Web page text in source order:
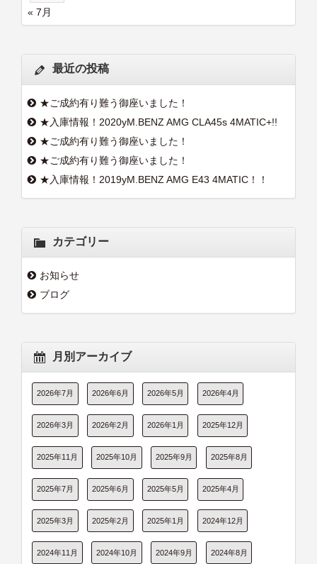
« 7月
最近の投稿
★ご成約有り難う御座いました！
★入庫情報！2020yM.BENZ AMG CLA45s 4MATIC+!!
★ご成約有り難う御座いました！
★ご成約有り難う御座いました！
★入庫情報！2019yM.BENZ AMG E43 4MATIC！！
カテゴリー
お知らせ
ブログ
月別アーカイブ
2026年7月 2026年6月 2026年5月 2026年4月
2026年3月 2026年2月 2026年1月 2025年12月
2025年11月 2025年10月 2025年9月 2025年8月
2025年7月 2025年6月 2025年5月 2025年4月
2025年3月 2025年2月 2025年1月 2024年12月
2024年11月 2024年10月 2024年9月 2024年8月